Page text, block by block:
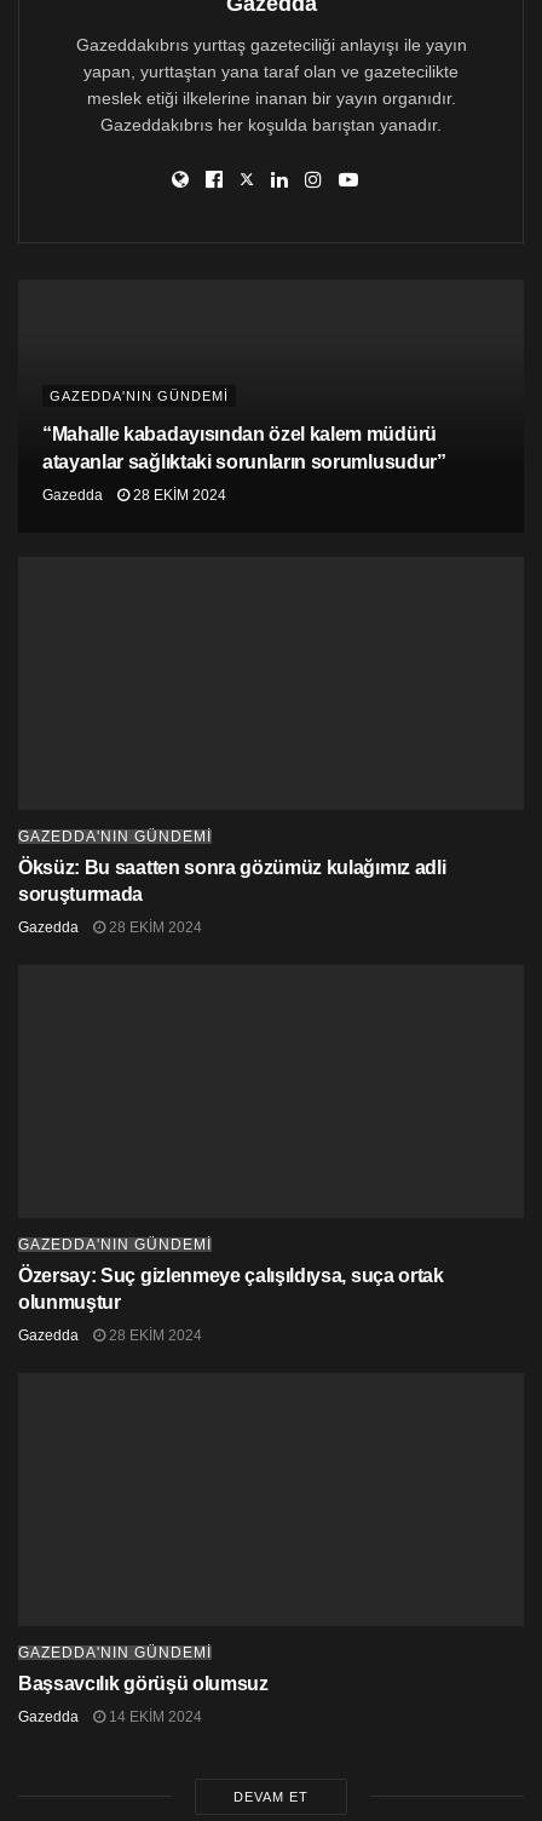
Gazeddakıbrıs yurttaş gazeteciliği anlayışı ile yayın
yapan, yurttaştan yana taraf olan ve gazetecilikte
meslek etiği ilkelerine inanan bir yayın organıdır.
Gazeddakıbrıs her koşulda barıştan yanadır.
GAZEDDA'NIN GÜNDEMİ
“Mahalle kabadayısından özel kalem müdürü
atayanlar sağlıktaki sorunların sorumlusudur”
Gazedda 28 EKIM 2024
GAZEDDA'NIN GÜNDEMİ
Öksüz: Bu saatten sonra gözümüz kulağımız adli
soruşturmada
Gazedda 28 EKIM 2024
GAZEDDA'NIN GÜNDEMİ
Özersay: Suç gizlenmeye çalışıldıysa, suça ortak
olunmuştur
Gazedda 28 EKIM 2024
GAZEDDA'NIN GÜNDEMİ
Başsavcılık görüşü olumsuz
Gazedda 14 EKIM 2024
DEVAM ET